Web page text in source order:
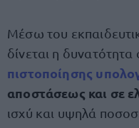
Μέσω του
δίνεται η
πιστοποίησης
αποστάσεως και σε
ισχύ και υψηλά